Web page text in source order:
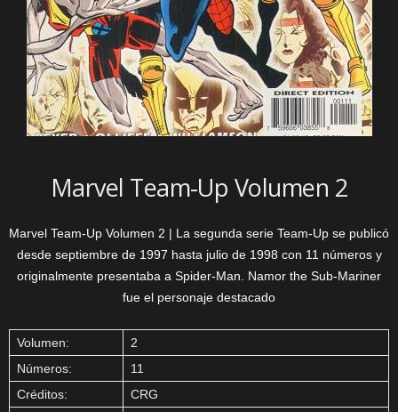
Marvel Team-Up Volumen 2
Marvel Team-Up Volumen 2 | La segunda serie Team-Up se publicó
desde septiembre de 1997 hasta julio de 1998 con 11 números y
originalmente presentaba a Spider-Man. Namor the Sub-Mariner
fue el personaje destacado
Volumen:
2
Números:
11
Créditos:
CRG